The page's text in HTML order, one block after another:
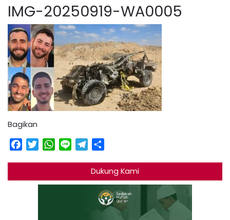
IMG-20250919-WA0005
Bagikan
Facebook
TwitterWhatsApp
Line Telegram
Dukung Kami